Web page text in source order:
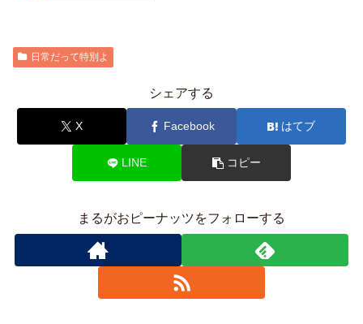
日常だって特別よ
シェアする
X Facebook はてブ
LINE コピー
まるがおピーナッツをフォローする